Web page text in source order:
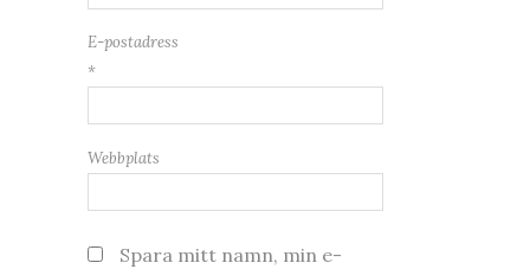
E-postadress
*
Webbplats
Spara mitt namn, min e-